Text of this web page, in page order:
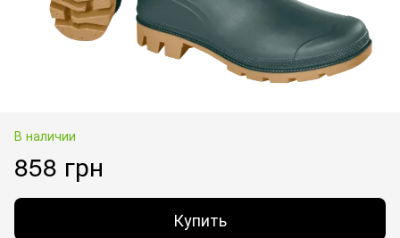
В наличии
858 грн
Купить